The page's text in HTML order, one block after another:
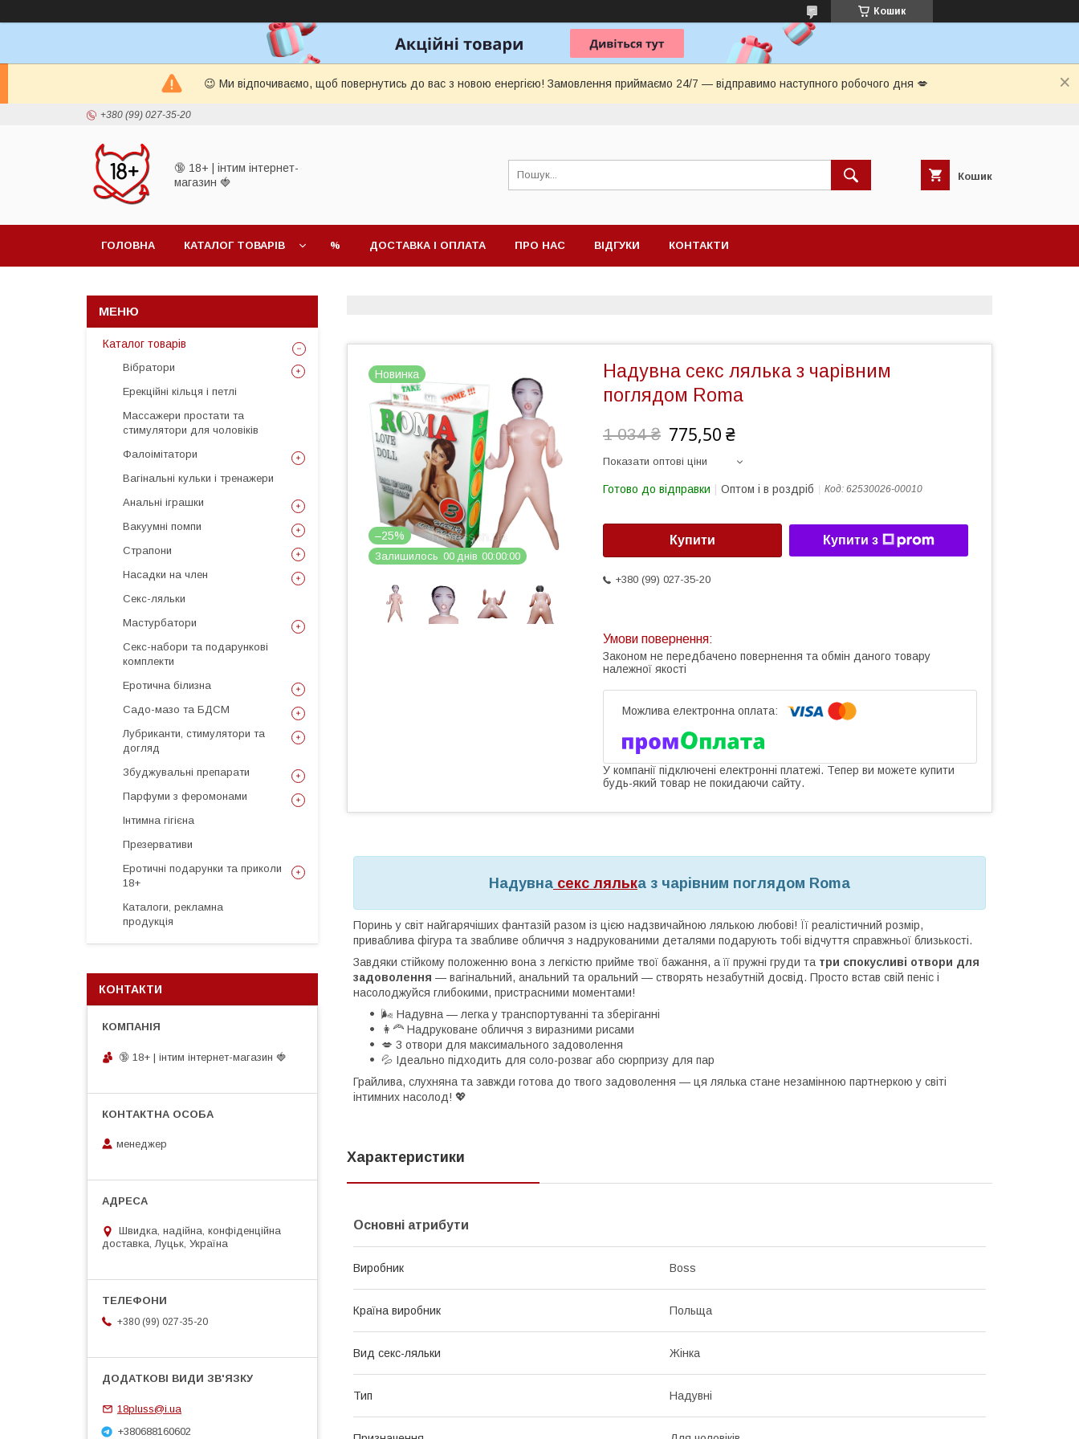
Кошик
😉 Ми відпочиваємо, щоб повернутись до вас з новою енергією! Замовлення приймаємо 24/7 — відправимо наступного робочого дня 💋
+380 (99) 027-35-20
🔞 18+ | інтим інтернет-
магазин 🍓
Кошик
ГОЛОВНА КАТАЛОГ ТОВАРІВ % ДОСТАВКА І ОПЛАТА ПРО НАС ВІДГУКИ КОНТАКТИ
Новинка
–25%
Залишилось 00 днів 00 00 00
Надувна секс лялька з чарівним
поглядом Roma
1 034 ₴ 775,50 ₴
Показати оптові ціни
Готово до відправки Оптом і в роздріб Код: 62530026-00010
Купити Купити з
+380 (99) 027-35-20
Законом не передбачено повернення та обмін даного товару
належної якості
У компанії підключені електронні платежі. Тепер ви можете купити
будь-який товар не покидаючи сайту.
Надувна секс лялька з чарівним поглядом Roma
Поринь у світ найгарячіших фантазій разом із цією надзвичайною лялькою любові! Її реалістичний розмір,
приваблива фігура та звабливе обличчя з надрукованими деталями подарують тобі відчуття справжньої близькості.
Завдяки стійкому положенню вона з легкістю прийме твої бажання, а її пружні груди та три спокусливі отвори для
задоволення — вагінальний, анальний та оральний — створять незабутній досвід. Просто встав свій пеніс і
насолоджуйся глибокими, пристрасними моментами!
🌬️ Надувна — легка у транспортуванні та зберіганні
👩‍🦰 Надруковане обличчя з виразними рисами
💋 3 отвори для максимального задоволення
💦 Ідеально підходить для соло-розваг або сюрпризу для пар
Грайлива, слухняна та завжди готова до твого задоволення — ця лялька стане незамінною партнеркою у світі
інтимних насолод! 💖
Характеристики
Основні атрибути
Виробник Boss
Країна виробник Польща
Вид секс-ляльки Жінка
Тип Надувні
Каталог товарів
Вібратори
Ерекційні кільця і петлі
Массажери простати та
стимулятори для чоловіків
Фалоімітатори
Вагінальні кульки і тренажери
Анальні іграшки
Вакуумні помпи
Страпони
Насадки на член
Секс-ляльки
Мастурбатори
Секс-набори та подарункові
комплекти
Еротична білизна
Садо-мазо та БДСМ
Лубриканти, стимулятори та
догляд
Збуджувальні препарати
Парфуми з феромонами
Інтимна гігієна
Презервативи
Еротичні подарунки та приколи
18+
Каталоги, рекламна
продукція
КОНТАКТИ
🔞 18+ | інтим інтернет-магазин 🍓
менеджер
Швидка, надійна, конфіденційна
доставка, Луцьк, Україна
+380 (99) 027-35-20
18pluss@i.ua
+380688160602